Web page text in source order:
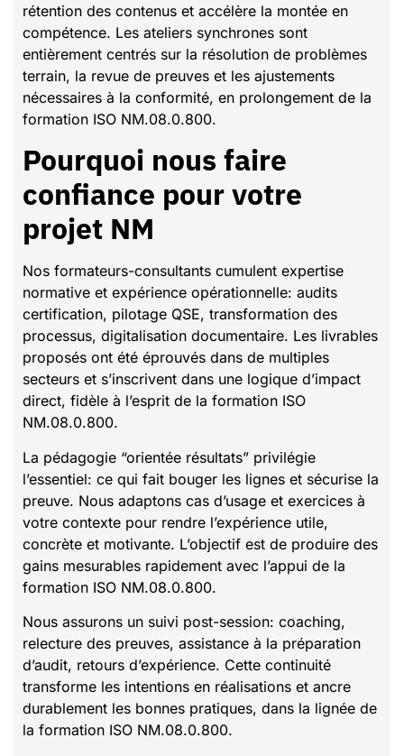
rétention des contenus et accélère la montée en
compétence. Les ateliers synchrones sont
entièrement centrés sur la résolution de problèmes
terrain, la revue de preuves et les ajustements
nécessaires à la conformité, en prolongement de la
formation ISO NM.08.0.800.
Pourquoi nous faire
confiance pour votre
projet NM
Nos formateurs-consultants cumulent expertise
normative et expérience opérationnelle: audits
certification, pilotage QSE, transformation des
processus, digitalisation documentaire. Les livrables
proposés ont été éprouvés dans de multiples
secteurs et s’inscrivent dans une logique d’impact
direct, fidèle à l’esprit de la formation ISO
NM.08.0.800.
La pédagogie “orientée résultats” privilégie
l’essentiel: ce qui fait bouger les lignes et sécurise la
preuve. Nous adaptons cas d’usage et exercices à
votre contexte pour rendre l’expérience utile,
concrète et motivante. L’objectif est de produire des
gains mesurables rapidement avec l’appui de la
formation ISO NM.08.0.800.
Nous assurons un suivi post-session: coaching,
relecture des preuves, assistance à la préparation
d’audit, retours d’expérience. Cette continuité
transforme les intentions en réalisations et ancre
durablement les bonnes pratiques, dans la lignée de
la formation ISO NM.08.0.800.